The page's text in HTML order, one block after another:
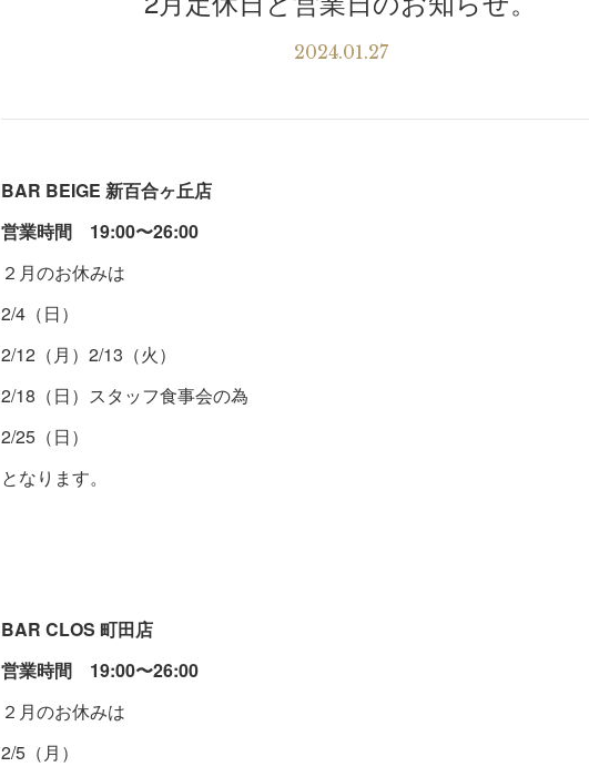
2024.01.27
BAR BEIGE 新百合ヶ丘店
営業時間 19:00〜26:00
２月のお休みは
2/4（日）
2/12（月）2/13（火）
2/18（日）スタッフ食事会の為
2/25（日）
となります。
BAR CLOS 町田店
営業時間 19:00〜26:00
２月のお休みは
2/5（月）